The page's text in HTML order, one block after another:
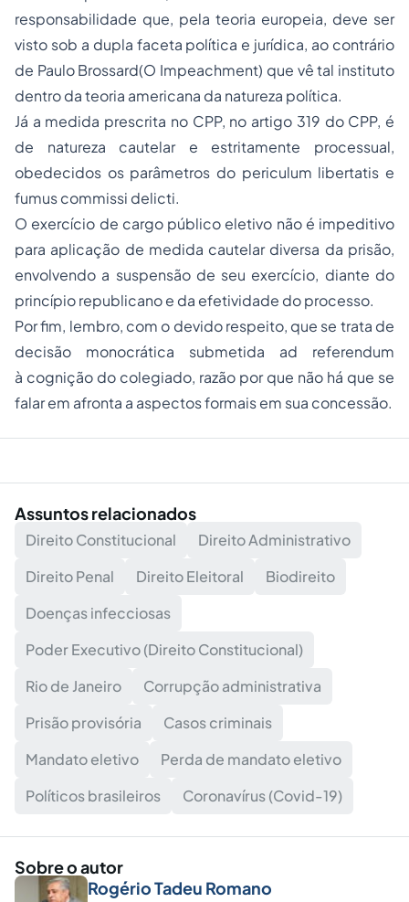
responsabilidade que, pela teoria europeia, deve ser
visto sob a dupla faceta política e jurídica, ao contrário
de Paulo Brossard(O Impeachment) que vê tal instituto
dentro da teoria americana da natureza política.
Já a medida prescrita no CPP, no artigo 319 do CPP, é
de natureza cautelar e estritamente processual,
obedecidos os parâmetros do periculum libertatis e
fumus commissi delicti.
O exercício de cargo público eletivo não é impeditivo
para aplicação de medida cautelar diversa da prisão,
envolvendo a suspensão de seu exercício, diante do
princípio republicano e da efetividade do processo.
Por fim, lembro, com o devido respeito, que se trata de
decisão monocrática submetida ad referendum
à cognição do colegiado, razão por que não há que se
falar em afronta a aspectos formais em sua concessão.
Assuntos relacionados
Direito Constitucional
Direito Administrativo
Direito Penal
Direito Eleitoral
Biodireito
Doenças infecciosas
Poder Executivo (Direito Constitucional)
Rio de Janeiro
Corrupção administrativa
Prisão provisória
Casos criminais
Mandato eletivo
Perda de mandato eletivo
Políticos brasileiros
Coronavírus (Covid-19)
Sobre o autor
Rogério Tadeu Romano